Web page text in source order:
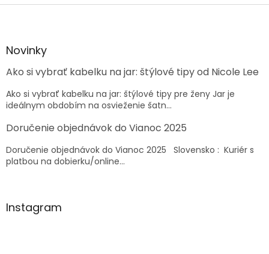
l
e
p
r
v
k
y
v
ý
Z
äNovinky
Ako si vybrať kabelku na jar: štýlové tipy od Nicole Lee
Ako si vybrať kabelku na jar: štýlové tipy pre ženy Jar je
ideálnym obdobím na osvieženie šatn...
Doručenie objednávok do Vianoc 2025
Doručenie objednávok do Vianoc 2025 Slovensko : Kuriér s
platbou na dobierku/online...
Instagram